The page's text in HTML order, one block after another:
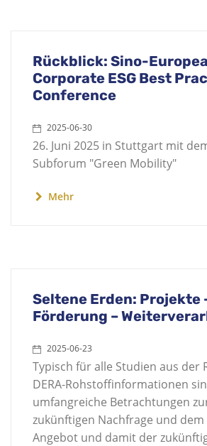
Rückblick: Sino-
Corporate ESG Best
Conference
2025-06-30
26. Juni 2025 in Stuttgart mit
Subforum "Green Mobility"
Mehr
Seltene Erden: Projekte
Förderung –
2025-06-23
Typisch für alle Studien aus der
DERA-Rohstoffinformationen
umfangreiche Betrachtungen
zukünftigen Nachfrage und
Angebot und damit der